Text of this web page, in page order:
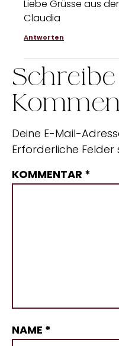
Liebe Grüsse aus
Claudia
Antworten
Deine E-Mail-
Erforderliche Felder
KOMMENTAR *
NAME *